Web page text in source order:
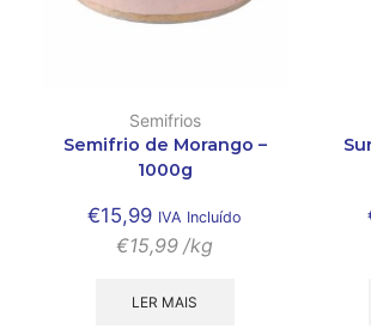
Semifrios
Semifrio de Morango –
1000g
€15,99 IVA Incluído
€15,99 /kg
LER MAIS